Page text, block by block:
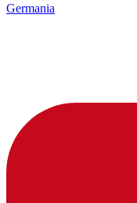
Germania